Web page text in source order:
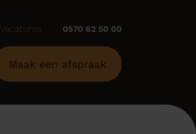
Vacatures 0570 62 50 00
Maak een afspraak